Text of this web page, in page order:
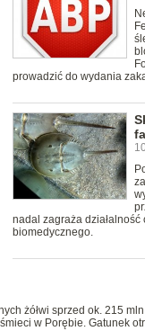
prowadzić do wydania
nadal zagraża działalność
biomedycznego.
żółwi sprzed ok. 215
w Porębie. Gatunek